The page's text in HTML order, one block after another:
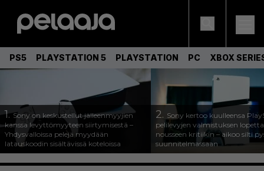
PS5 PLAYSTATION 5 PLAYSTATION PC XBOX
1.Sony on keskustellut jälleenmyyjien
kanssa levyttömyyteen siirtymisestä –
Yhdysvalloissa pelejä myydään
latauskoodin sisältävissä koteloissa
2. Sony kertoo kuulleensa
pelilevyjen valmistuksen
nousseen kritiikin – aikoo silti
suunnitelmassaan